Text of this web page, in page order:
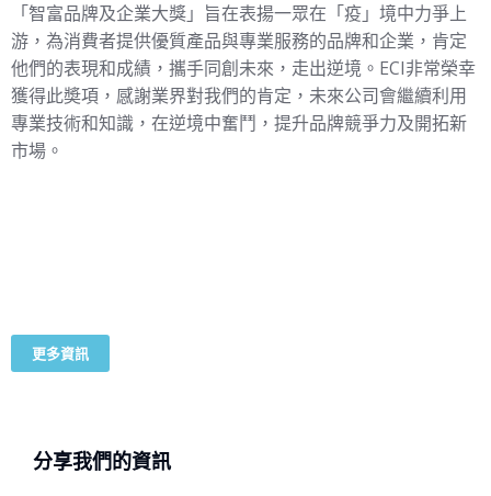
「智富品牌及企業大獎」旨在表揚一眾在「疫」境中力爭上
游，為消費者提供優質產品與專業服務的品牌和企業，肯定
他們的表現和成績，攜手同創未來，走出逆境。ECI非常榮幸
獲得此奬項，感謝業界對我們的肯定，未來公司會繼續利用
專業技術和知識，在逆境中奮鬥，提升品牌競爭力及開拓新
市場。
更多資訊
分享我們的資訊